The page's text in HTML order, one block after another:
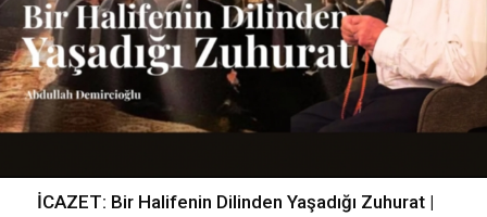
İCAZET: Bir Halifenin Dilinden Yaşadığı Zuhurat |